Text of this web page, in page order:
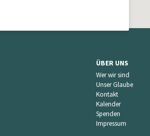
ÜBER UNS
Wer wir sind
Unser Glaube
Kontakt
Kalender
Spenden
Impressum